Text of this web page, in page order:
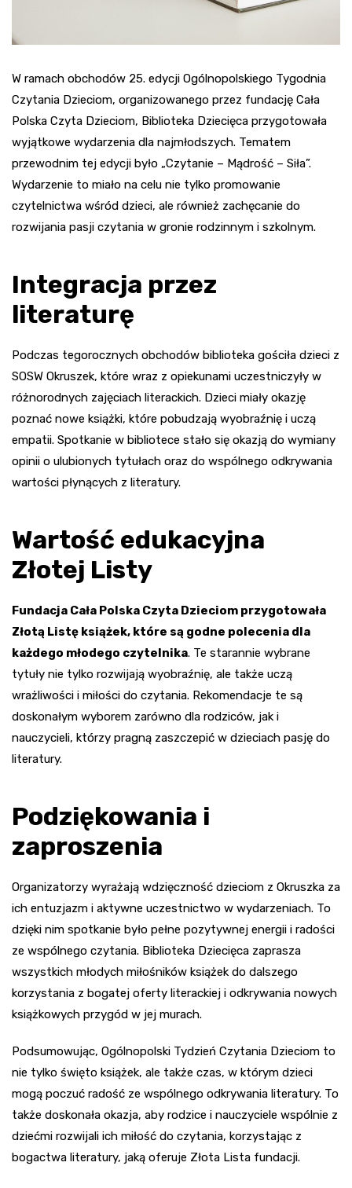
W ramach obchodów 25. edycji Ogólnopolskiego Tygodnia
Czytania Dzieciom, organizowanego przez fundację Cała
Polska Czyta Dzieciom, Biblioteka Dziecięca przygotowała
wyjątkowe wydarzenia dla najmłodszych. Tematem
przewodnim tej edycji było „Czytanie – Mądrość – Siła”.
Wydarzenie to miało na celu nie tylko promowanie
czytelnictwa wśród dzieci, ale również zachęcanie do
rozwijania pasji czytania w gronie rodzinnym i szkolnym.
Integracja przez
literaturę
Podczas tegorocznych obchodów biblioteka gościła dzieci z
SOSW Okruszek, które wraz z opiekunami uczestniczyły w
różnorodnych zajęciach literackich. Dzieci miały okazję
poznać nowe książki, które pobudzają wyobraźnię i uczą
empatii. Spotkanie w bibliotece stało się okazją do wymiany
opinii o ulubionych tytułach oraz do wspólnego odkrywania
wartości płynących z literatury.
Wartość edukacyjna
Złotej Listy
Fundacja Cała Polska Czyta Dzieciom przygotowała
Złotą Listę książek, które są godne polecenia dla
każdego młodego czytelnika. Te starannie wybrane
tytuły nie tylko rozwijają wyobraźnię, ale także uczą
wrażliwości i miłości do czytania. Rekomendacje te są
doskonałym wyborem zarówno dla rodziców, jak i
nauczycieli, którzy pragną zaszczepić w dzieciach pasję do
literatury.
Podziękowania i
zaproszenia
Organizatorzy wyrażają wdzięczność dzieciom z Okruszka za
ich entuzjazm i aktywne uczestnictwo w wydarzeniach. To
dzięki nim spotkanie było pełne pozytywnej energii i radości
ze wspólnego czytania. Biblioteka Dziecięca zaprasza
wszystkich młodych miłośników książek do dalszego
korzystania z bogatej oferty literackiej i odkrywania nowych
książkowych przygód w jej murach.
Podsumowując, Ogólnopolski Tydzień Czytania Dzieciom to
nie tylko święto książek, ale także czas, w którym dzieci
mogą poczuć radość ze wspólnego odkrywania literatury. To
także doskonała okazja, aby rodzice i nauczyciele wspólnie z
dziećmi rozwijali ich miłość do czytania, korzystając z
bogactwa literatury, jaką oferuje Złota Lista fundacji.